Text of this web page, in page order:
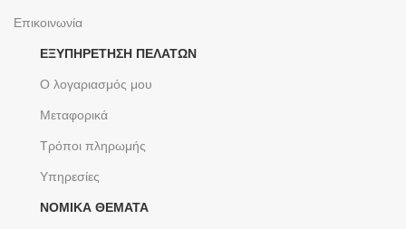
Επικοινωνία
ΕΞΥΠΗΡΈΤΗΣΗ ΠΕΛΑΤΏΝ
Ο λογαριασμός μου
Μεταφορικά
Τρόποι πληρωμής
Υπηρεσίες
ΝΟΜΙΚΆ ΘΈΜΑΤΑ